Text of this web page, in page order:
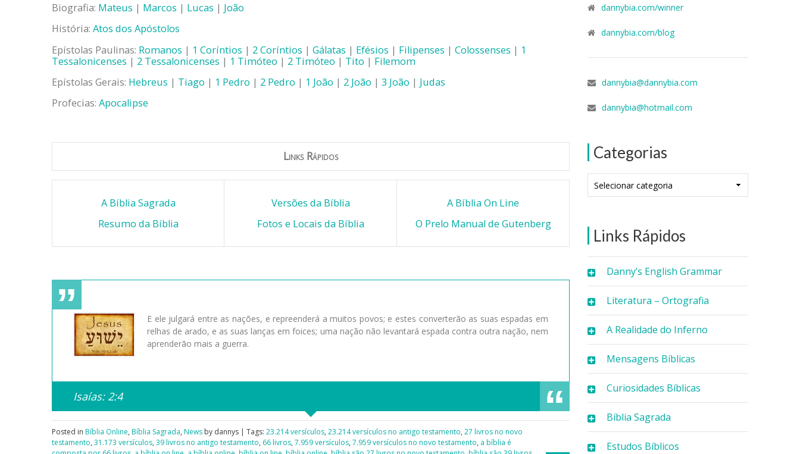
dannybia.com/winner
dannybia.com/blog
dannybia@dannybia.com
dannybia@hotmail.com
Categorias
Links Rápidos
Danny’s English Grammar
Literatura – Ortografia
A Realidade do Inferno
Mensagens Bíblicas
Curiosidades Bíblicas
Bíblia Sagrada
Estudos Bíblicos
Biografia: Mateus | Marcos | Lucas | João
História: Atos dos Apóstolos
Epístolas Paulinas: Romanos | 1 Coríntios | 2 Coríntios | Gálatas | Efésios | Filipenses | Colossenses | 1
Tessalonicenses | 2 Tessalonicenses | 1 Timóteo | 2 Timóteo | Tito | Filemom
Epístolas Gerais: Hebreus | Tiago | 1 Pedro | 2 Pedro | 1 João | 2 João | 3 João | Judas
Profecias: Apocalipse
Links Rápidos
A Bíblia Sagrada
Resumo da Bíblia
Versões da Bíblia
Fotos e Locais da Bíblia
A Bíblia On Line
O Prelo Manual de Gutenberg
E ele julgará entre as nações, e repreenderá a muitos povos; e estes converterão as suas espadas em
relhas de arado, e as suas lanças em foices; uma nação não levantará espada contra outra nação, nem
aprenderão mais a guerra.
Isaías: 2:4
Posted in Bíblia Online, Bíblia Sagrada, News by dannys | Tags: 23.214 versículos, 23.214 versículos no antigo testamento, 27 livros no novo
testamento, 31.173 versículos, 39 livros no antigo testamento, 66 livros, 7.959 versículos, 7.959 versículos no novo testamento, a bíblia é